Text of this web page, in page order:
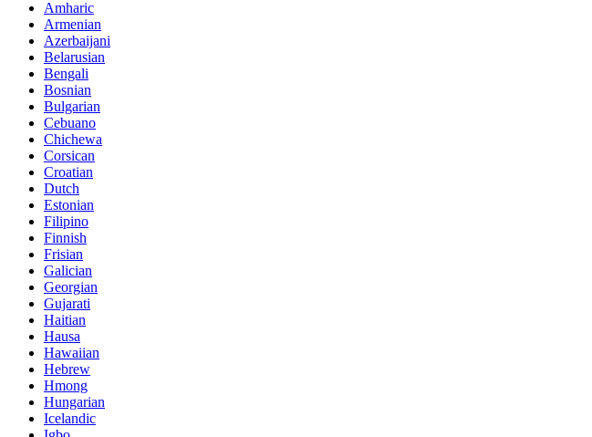
Amharic
Armenian
Azerbaijani
Belarusian
Bengali
Bosnian
Bulgarian
Cebuano
Chichewa
Corsican
Croatian
Dutch
Estonian
Filipino
Finnish
Frisian
Galician
Georgian
Gujarati
Haitian
Hausa
Hawaiian
Hebrew
Hmong
Hungarian
Icelandic